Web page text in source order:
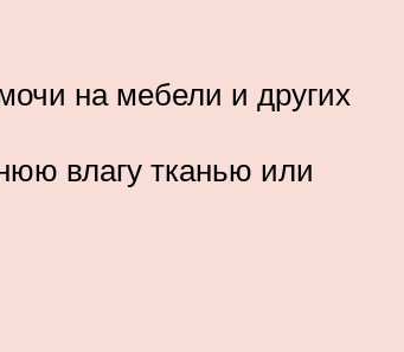
на мебели и других
влагу тканью или